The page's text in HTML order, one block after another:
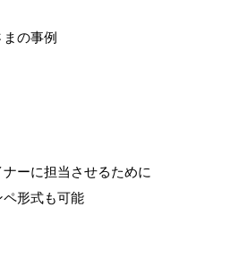
の事例
ーに担当させるために
形式も可能